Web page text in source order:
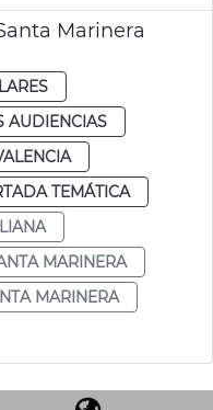
Marinera
AUDIENCIAS
TEMÁTICA
MARINERA
MARINERA